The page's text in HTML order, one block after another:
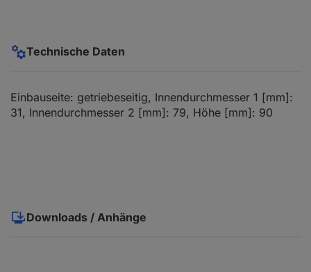
Technische Daten
Einbauseite: getriebeseitig, Innendurchmesser 1 [mm]:
31, Innendurchmesser 2 [mm]: 79, Höhe [mm]: 90
Downloads / Anhänge